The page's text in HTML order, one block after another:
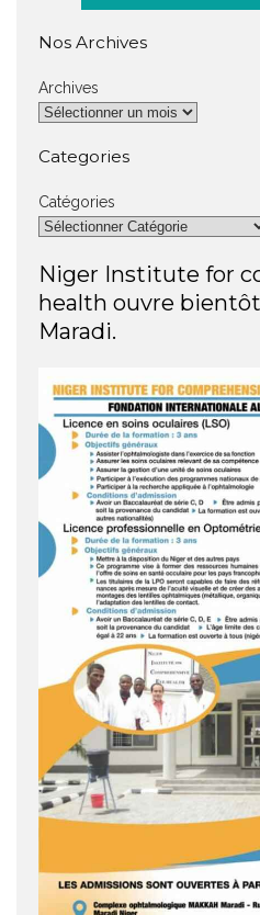
Nos Archives
Archives
Categories
Catégories
Niger Institute for
health ouvre
Maradi.